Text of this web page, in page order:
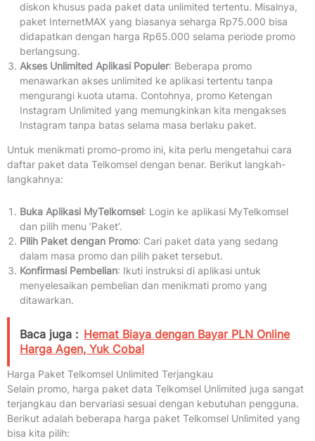
diskon khusus pada paket data unlimited tertentu. Misalnya,
paket InternetMAX yang biasanya seharga Rp75.000 bisa
didapatkan dengan harga Rp65.000 selama periode promo
berlangsung.
Akses Unlimited Aplikasi Populer: Beberapa promo
menawarkan akses unlimited ke aplikasi tertentu tanpa
mengurangi kuota utama. Contohnya, promo Ketengan
Instagram Unlimited yang memungkinkan kita mengakses
Instagram tanpa batas selama masa berlaku paket.
Untuk menikmati promo-promo ini, kita perlu mengetahui cara
daftar paket data Telkomsel dengan benar. Berikut langkah-
langkahnya:
Buka Aplikasi MyTelkomsel: Login ke aplikasi MyTelkomsel
dan pilih menu ‘Paket’.
Pilih Paket dengan Promo: Cari paket data yang sedang
dalam masa promo dan pilih paket tersebut.
Konfirmasi Pembelian: Ikuti instruksi di aplikasi untuk
menyelesaikan pembelian dan menikmati promo yang
ditawarkan.
Baca juga : Hemat Biaya dengan Bayar PLN Online
Harga Agen, Yuk Coba!
Harga Paket Telkomsel Unlimited Terjangkau
Selain promo, harga paket data Telkomsel Unlimited juga sangat
terjangkau dan bervariasi sesuai dengan kebutuhan pengguna.
Berikut adalah beberapa harga paket Telkomsel Unlimited yang
bisa kita pilih: